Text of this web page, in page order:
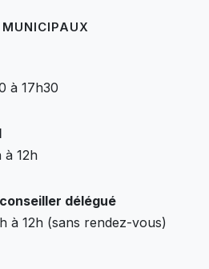
à 17h30
à 12h
délégué
à 12h (sans rendez-vous)